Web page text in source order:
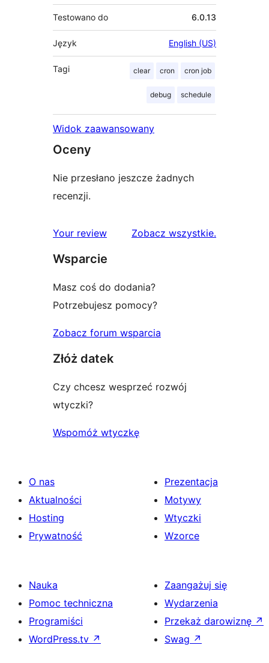
Testowano do 6.0.13
Język English (US)
Tagi clear cron cron job
debug schedule
Widok zaawansowany
Oceny
Nie przesłano jeszcze żadnych
recenzji.
Your review Zobacz wszystkierecenzje
.
Wsparcie
Masz coś do dodania?
Potrzebujesz pomocy?
Zobacz forum wsparcia
Złóż datek
Czy chcesz wesprzeć rozwój
wtyczki?
Wspomóż wtyczkę
O nas
Aktualności
Hosting
Prywatność
Prezentacja
Motywy
Wtyczki
Wzorce
Nauka
Pomoc techniczna
Programiści
WordPress.tv ↗
Zaangażuj się
Wydarzenia
Przekaż darowiznę ↗
Swag ↗